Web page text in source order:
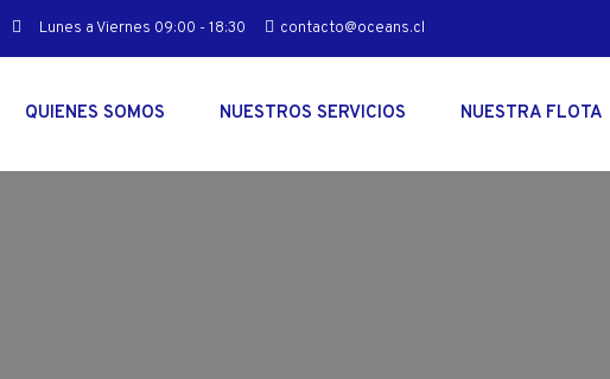
Lunes a Viernes 09:00 - 18:30 contacto@oceans.cl
QUIENES SOMOS NUESTROS SERVICIOS NUESTRA FLOTA